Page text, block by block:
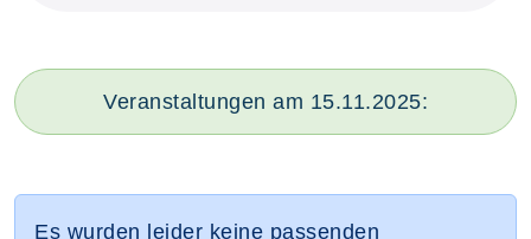
Veranstaltungen am 15.11.2025:
Es wurden leider keine passenden